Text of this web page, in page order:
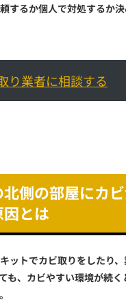
するか個人で対処するか
り業者に相談する
側の部屋にカ
とは
ットでカビ取りをしたり
も、カビやすい環境が続く